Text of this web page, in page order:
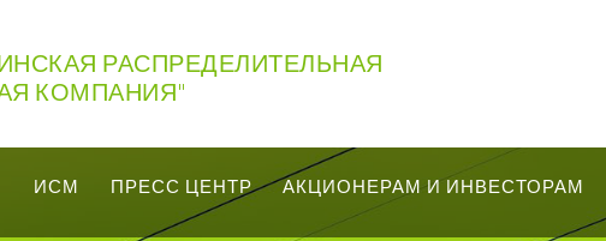
РАСПРЕДЕЛИТЕЛЬНАЯ
КОМПАНИЯ"
ИСМ ПРЕСС ЦЕНТР АКЦИОНЕРАМ И ИНВЕСТОРАМ